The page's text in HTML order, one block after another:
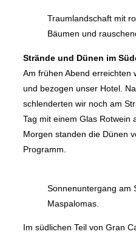
Traumlandschaft mit
Bäumen und
Strände und Dünen im
Am frühen Abend erreichten
und bezogen unser Hotel.
schlenderten wir noch am
Tag mit einem Glas Rotwein
Morgen standen die Dünen
Programm.
Sonnenuntergang am
Maspalomas.
Im südlichen Teil von Gran